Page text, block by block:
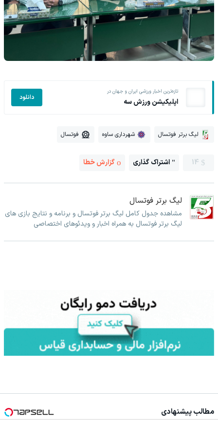
تازه‌ترین اخبار ورزشی ایران و جهان در
اپلیکیشن ورزش سه دانلود
لیگ برتر فوتسال شهرداری ساوه فوتسال
14 اشتراک گذاری گزارش خطا
لیگ برتر فوتسال
مشاهده جدول کامل لیگ برتر فوتسال و برنامه و نتایج بازی های
لیگ برتر فوتسال به همراه اخبار و ویدئوهای اختصاصی
مطالب پیشنهادی